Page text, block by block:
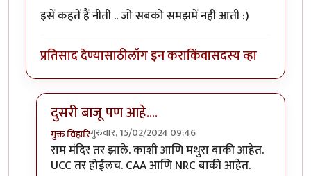
इसें कहतें हैं नीती .. जो सबको समझमें नही आती :)
प्रतिसाद देण्यासाठीलॉग इन कराकिंवासदस्य व्हा
दुसरी बाजू पण आहे....
मुक्त विहारिगुरुवार, 15/02/2024 09:46
In reply toभाजपात माजलेbyचौथा कोनाडा
राम मंदिर तर झाले. काशी आणि मथुरा बाकी आहेत.
UCC तर होईलच. CAA आणि NRC बाकी आहेत.